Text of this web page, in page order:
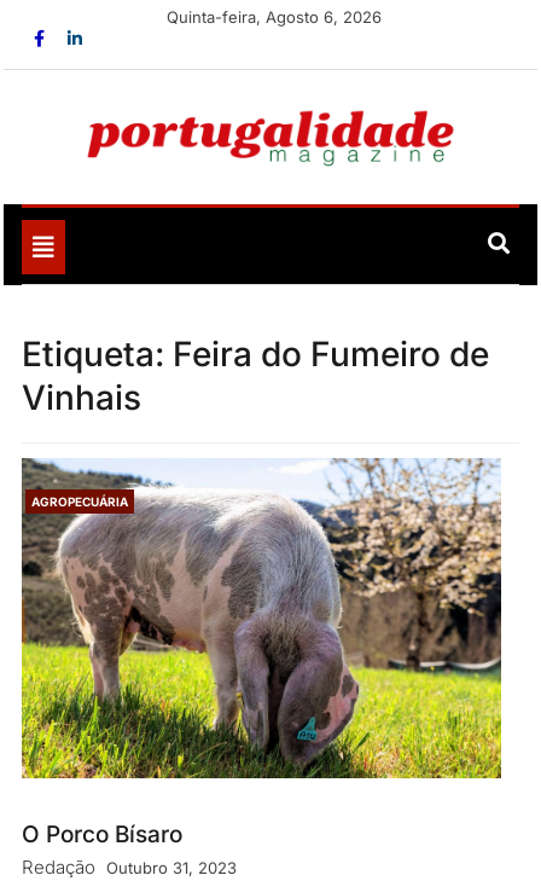
Quinta-feira, Agosto 6, 2026
Portugalidade
Toggle
navigation
Etiqueta: Feira do Fumeiro de
Vinhais
AGROPECUÁRIA
O Porco Bísaro
Redação Outubro 31, 2023